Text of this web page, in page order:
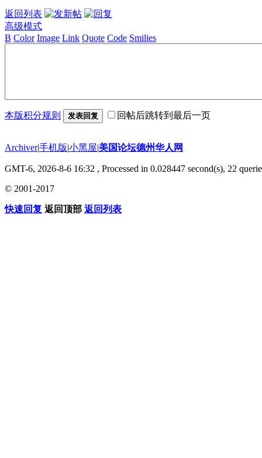
返回列表
高级模式
B Color Image Link Quote Code Smilies
本版积分规则 发表回复 回帖后跳转到最后一页
Archiver|手机版|小黑屋|美国论坛德州华人网
GMT-6, 2026-8-6 16:32 , Processed in 0.028447 second(s), 22
© 2001-2017
快速回复 返回顶部 返回列表